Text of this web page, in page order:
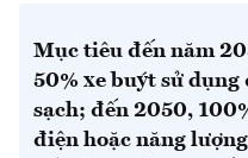
Mục tiêu đến năm
50% xe buýt sử
sạch; đến 2050,
điện hoặc năng